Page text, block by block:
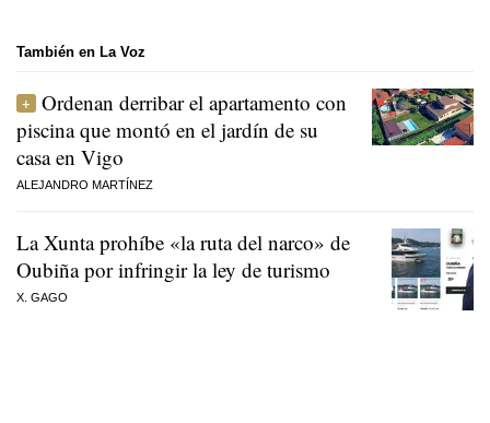
También en La Voz
Ordenan derribar el apartamento con
piscina que montó en el jardín de su
casa en Vigo
ALEJANDRO MARTÍNEZ
La Xunta prohíbe «la ruta del narco» de
Oubiña por infringir la ley de turismo
X. GAGO